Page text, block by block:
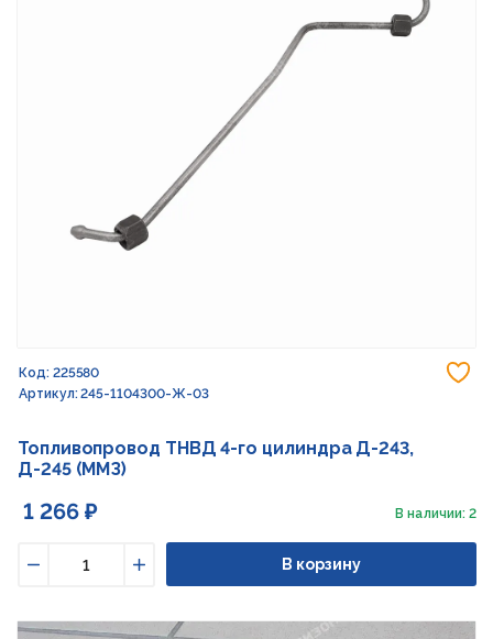
Код: 225580
Артикул: 245-1104300-Ж-03
Топливопровод ТНВД 4-го цилиндра Д-243,
Д-245 (ММЗ)
1 266 ₽ В наличии: 2
Увеличить
В корзину